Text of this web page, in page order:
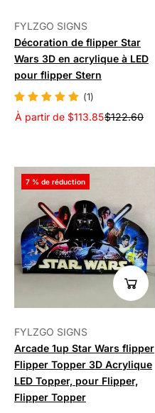
FYLZGO SIGNS
Décoration de flipper Star
Wars 3D en acrylique à LED
pour flipper Stern
(1)
À partir de $113.85$122.60
7 % de réduction
FYLZGO SIGNS
Arcade 1up Star Wars flipper
Flipper Topper 3D Acrylique
LED Topper, pour Flipper,
Flipper Topper